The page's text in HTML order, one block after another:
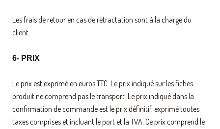
Les frais de retour en cas de rétractation sont à la charge du
client.
6- PRIX
Le prix est exprimé en euros TTC. Le prix indiqué sur les fiches
produit ne comprend pas le transport. Le prix indiqué dans la
confirmation de commande est le prix définitif, exprimé toutes
taxes comprises et incluant le port et la TVA. Ce prix comprend le